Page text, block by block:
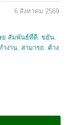
6 สิงหาคม 2569
ย สัมพันธ์ที่ดี. ขยัน.
งาน. สามารถ. ค้าง